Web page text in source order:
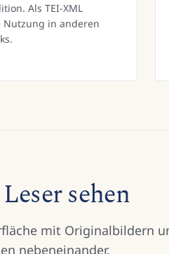
Als TEI-XML
in anderen
sehen
mit Originalbildern
nebeneinander.